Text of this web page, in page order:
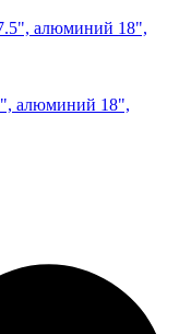
алюминий 18",